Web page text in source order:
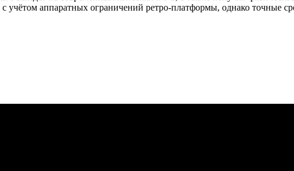
учётом аппаратных ограничений ретро-платформы, однако точные